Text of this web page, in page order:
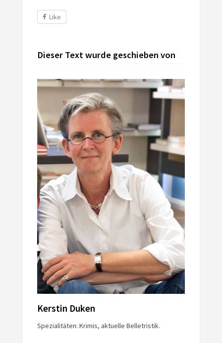
Like
Dieser Text wurde geschieben von
Kerstin Duken
Spezialitäten: Krimis, aktuelle Belletristik.